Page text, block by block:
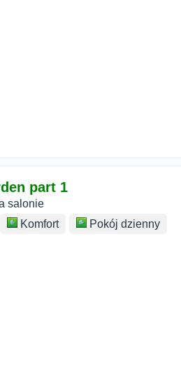
part 1
salonie
Komfort
Pokój dzienny